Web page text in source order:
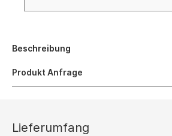
Beschreibung
Produkt Anfrage
Lieferumfang